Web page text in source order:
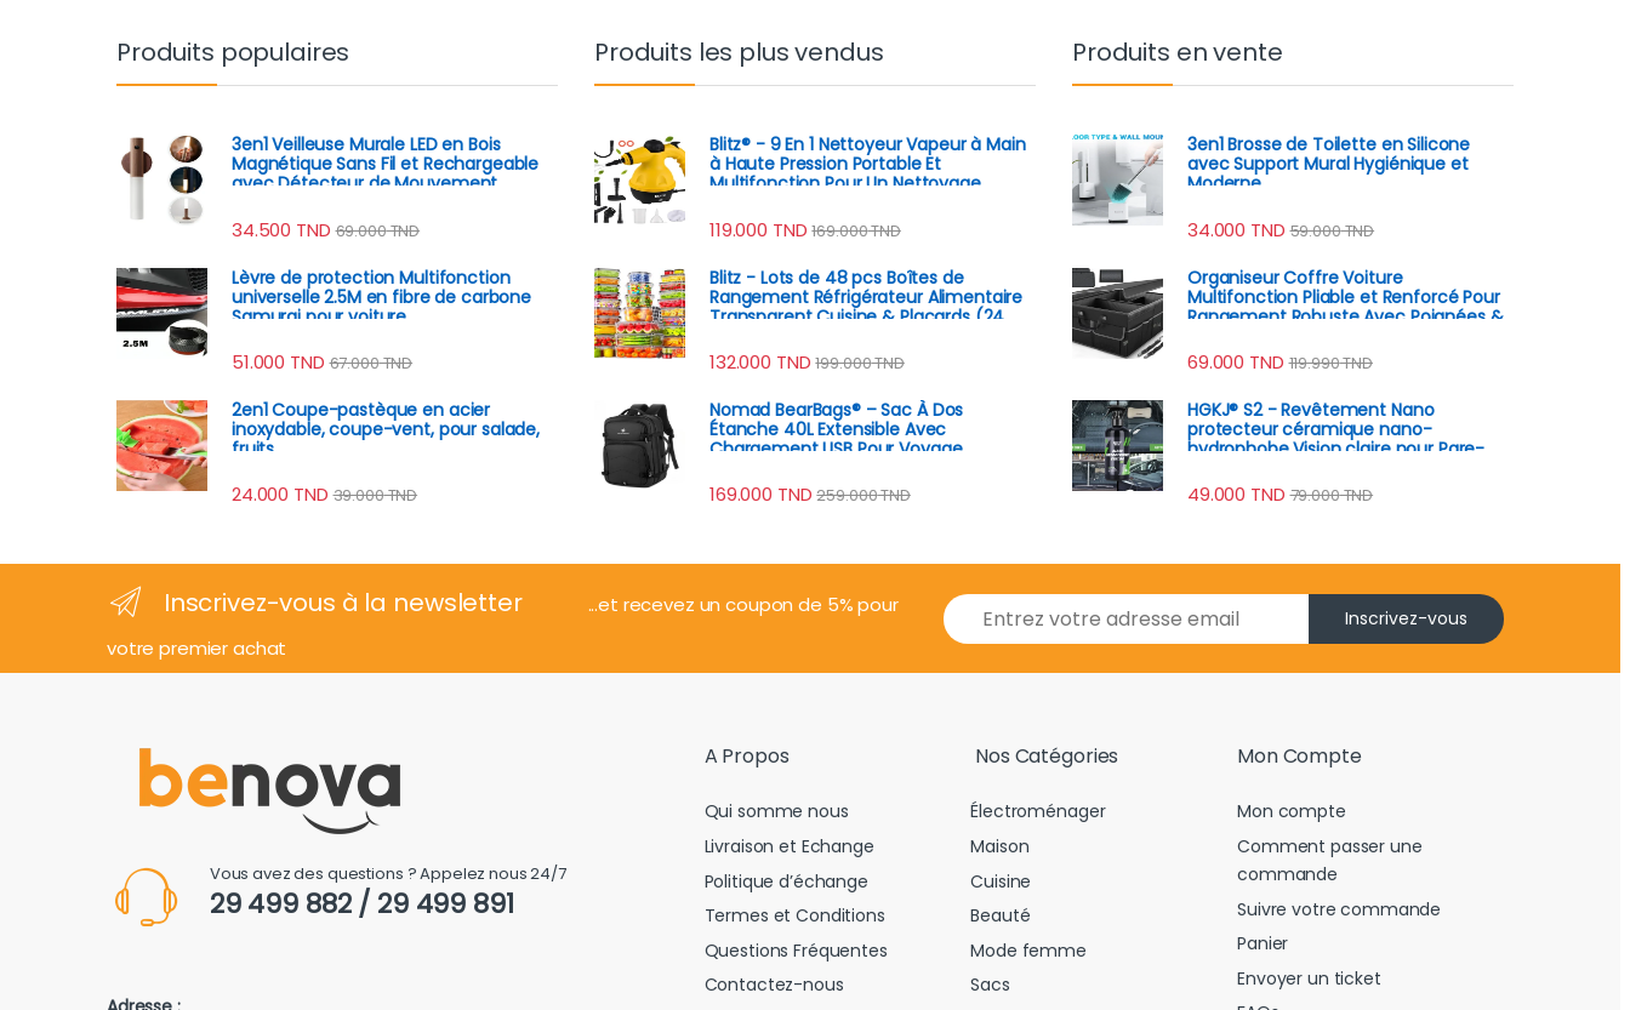
Produits populaires
3en1 Veilleuse Murale LED en Bois
Magnétique Sans Fil et Rechargeable
avec Détecteur de Mouvement
34.500 TND 69.000TND
Lèvre de protection Multifonction
universelle 2.5M en fibre de carbone
Samurai pour voiture
51.000 TND 67.000TND
2en1 Coupe-pastèque en acier
inoxydable, coupe-vent, pour salade,
fruits
24.000 TND 39.000TND
Produits les plus vendus
Blitz® - 9 En 1 Nettoyeur Vapeur à Main
à Haute Pression Portable Et
Multifonction Pour Un Nettoyage
119.000 TND 169.000TND
Blitz - Lots de 48 pcs Boîtes de
Rangement Réfrigérateur Alimentaire
Transparent Cuisine & Placards (24
132.000 TND 199.000TND
Nomad BearBags® – Sac À Dos
Étanche 40L Extensible Avec
Chargement USB Pour Voyage
169.000 TND 259.000TND
Produits en vente
3en1 Brosse de Toilette en Silicone
avec Support Mural Hygiénique et
Moderne
34.000 TND 59.000TND
Organiseur Coffre Voiture
Multifonction Pliable et Renforcé Pour
Rangement Robuste Avec Poignées &
69.000 TND 119.990TND
HGKJ® S2 - Revêtement Nano
protecteur céramique nano-
hydrophobe Vision claire pour Pare-
49.000 TND 79.000TND
Inscrivez-vous à la newsletter
...et recevez un coupon de 5% pour
votre premier achat
E
m
i
Inscrivez-vous
Vous avez des questions ? Appelez nous 24/7
29 499 882 / 29 499 891
A Propos
Qui somme nous
Livraison et Echange
Politique d’échange
Termes et Conditions
Questions Fréquentes
Contactez-nous
Nos Catégories
Électroménager
Maison
Cuisine
Beauté
Mode femme
Sacs
Mon Compte
Mon compte
Comment passer une
commande
Suivre votre commande
Panier
Envoyer un ticket